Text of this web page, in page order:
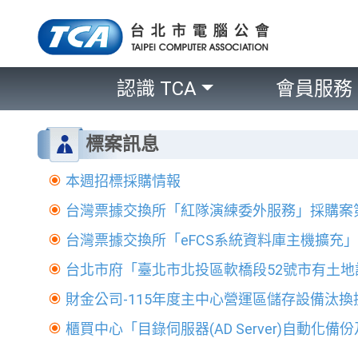
認識 TCA 會員服務
標案訊息
本週招標採購情報
台灣票據交換所「紅隊演練委外服務」採購案
台灣票據交換所「eFCS系統資料庫主機擴充
台北市府「臺北市北投區軟橋段52號市有土
財金公司-115年度主中心營運區儲存設備汰換
櫃買中心「目錄伺服器(AD Server)自動化備